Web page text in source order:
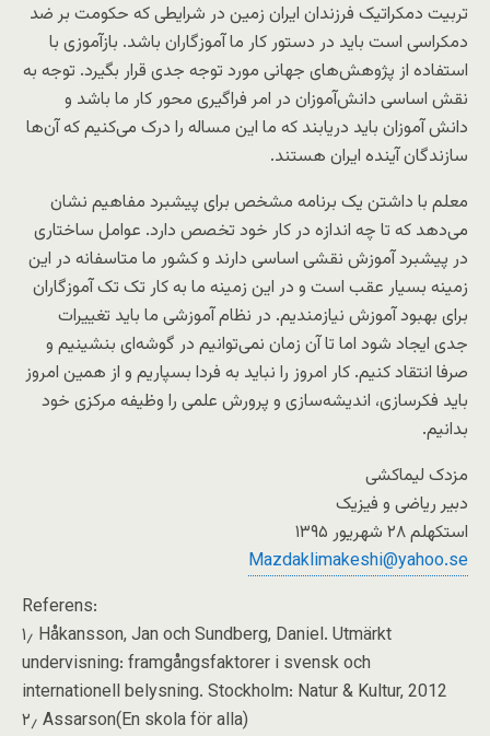
تربیت دمکراتیک فرزندان ایران زمین در شرایطی که حکومت بر ضد
دمکراسی است باید در دستور کار ما آموزگاران باشد. بازآموزی با
استفاده از پژوهش‌های جهانی مورد توجه جدی قرار بگیرد. توجه به
نقش اساسی دانش‌آموزان در امر فراگیری محور کار ما باشد و
دانش آموزان باید دریابند که ما این مساله را درک می‌کنیم که آن‌ها
سازندگان آینده ایران هستند.
معلم با داشتن یک برنامه مشخص برای پیشبرد مفاهیم نشان
می‌دهد که تا چه اندازه در کار خود تخصص دارد. عوامل ساختاری
در پیشبرد آموزش نقشی اساسی دارند و کشور ما متاسفانه در این
زمینه بسیار عقب است و در این زمینه ما به کار تک تک آموزگاران
برای بهبود آموزش نیازمندیم. در نظام آموزشی ما باید تغییرات
جدی ایجاد شود اما تا آن زمان نمی‌توانیم در گوشه‌ای بنشینیم و
صرفا انتقاد کنیم. کار امروز را نباید به فردا بسپاریم و از همین امروز
باید فکرسازی، اندیشه‌سازی و پرورش علمی را وظیفه مرکزی خود
بدانیم.
مزدک لیماکشی
دبیر ریاضی و فیزیک
استکهلم ۲۸ شهریور ۱۳۹۵
Mazdaklimakeshi@yahoo.se
Referens:
۱٫ Håkansson, Jan och Sundberg, Daniel. Utmärkt
undervisning: framgångsfaktorer i svensk och
internationell belysning. Stockholm: Natur & Kultur, 2012
۲٫ Assarson(En skola för alla)